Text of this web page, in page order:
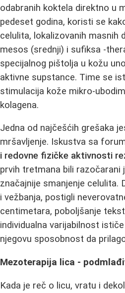
odabranih koktela direktno u
pedeset godina, koristi se
celulita, lokalizovanih masnih
mesos (srednji) i sufiksa
specijalnog pištolja u kožu
aktivne supstance. Time se
stimulacija kože
kolagena.
Jedna od najčešćih grešaka
mršavljenje. Iskustva sa
i redovne fizičke aktivnosti
prvih tretmana bili razočarani
značajnije smanjenje celulita.
i vežbanja, postigli
centimetara, poboljšanje
individualna varijabilnost
njegovu sposobnost da
Mezoterapija lica -
Kada je reč o licu, vratu i